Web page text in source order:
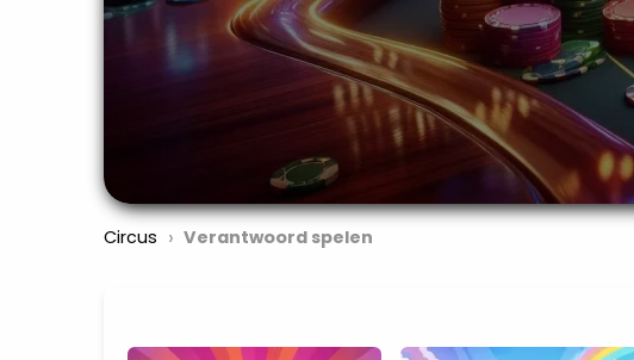
Circus › Verantwoord spelen